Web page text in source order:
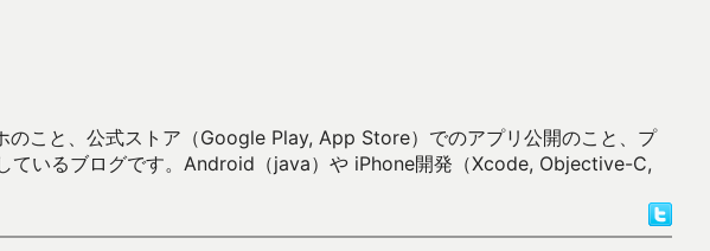
こと、公式ストア（Google Play, App Store）でのアプリ公開のこと、プ
ているブログです。Android（java）や iPhone開発（Xcode, Objective-C,